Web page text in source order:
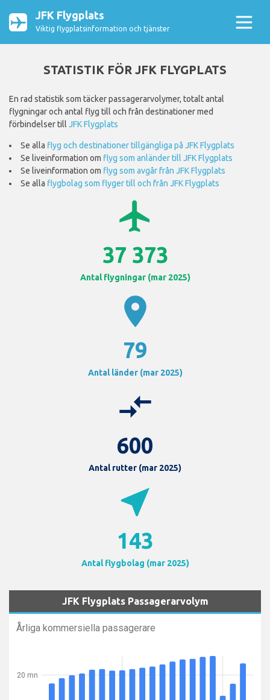
JFK Flygplats
Viktig flygplatsinformation och tjänster
STATISTIK FÖR JFK FLYGPLATS
En rad statistik som täcker passagerarvolymer, totalt antal
flygningar och antal flyg till och från destinationer med
förbindelser till JFK Flygplats
Se alla flyg och destinationer tillgängliga på JFK Flygplats
Se liveinformation om flyg som anländer till JFK Flygplats
Se liveinformation om flyg som avgår från JFK Flygplats
Se alla flygbolag som flyger till och från JFK Flygplats
airplanemode_active
37 373
Antal flygningar (mar 2025)
location_on
79
Antal länder (mar 2025)
compare_arrows
600
Antal rutter (mar 2025)
near_me
143
Antal flygbolag (mar 2025)
JFK Flygplats Passagerarvolym
Årliga kommersiella passagerare
20 mn